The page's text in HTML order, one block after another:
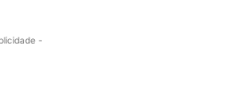
-